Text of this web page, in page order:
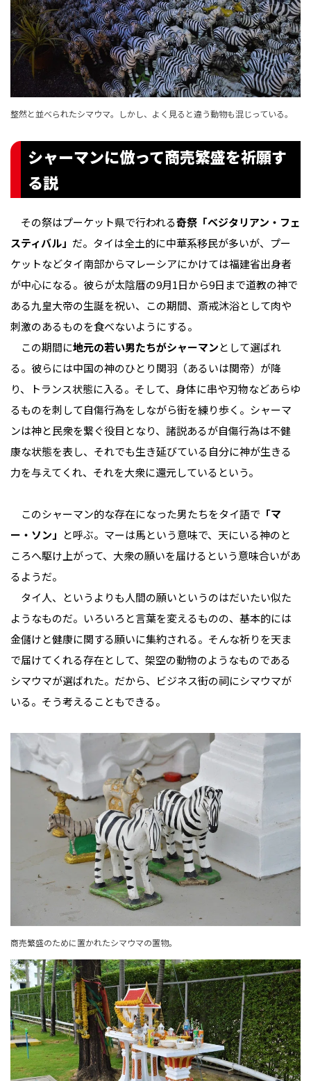
整然と並べられたシマウマ。しかし、よく見ると違う動物も混じっている。
シャーマンに倣って商売繁盛を祈願す
る説
その祭はプーケット県で行われる奇祭「ベジタリアン・フェ
スティバル」 だ。タイは全土的に中華系移民が多いが、プー
ケットなどタイ南部からマレーシアにかけては福建省出身者
が中心になる。彼らが太陰暦の9月1日から9日まで道教の神で
ある九皇大帝の生誕を祝い、この期間、斎戒沐浴として肉や
刺激のあるものを食べないようにする。
この期間に地元の若い男たちがシャーマンとして選ばれ
る。彼らには中国の神のひとり関羽（あるいは関帝）が降
り、トランス状態に入る。そして、身体に串や刃物などあらゆ
るものを刺して自傷行為をしながら街を練り歩く。シャーマ
ンは神と民衆を繋ぐ役目となり、諸説あるが自傷行為は不健
康な状態を表し、それでも生き延びている自分に神が生きる
力を与えてくれ、それを大衆に還元しているという。
このシャーマン的な存在になった男たちをタイ語で 「マ
ー・ソン」 と呼ぶ。マーは馬という意味で、天にいる神のと
ころへ駆け上がって、大衆の願いを届けるという意味合いがあ
るようだ。
タイ人、というよりも人間の願いというのはだいたい似た
ようなものだ。いろいろと言葉を変えるものの、基本的には
金儲けと健康に関する願いに集約される。そんな祈りを天ま
で届けてくれる存在として、架空の動物のようなものである
シマウマが選ばれた。だから、ビジネス街の祠にシマウマが
いる。そう考えることもできる。
商売繁盛のために置かれたシマウマの置物。